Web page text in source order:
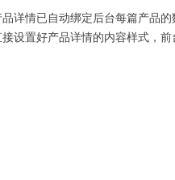
品详情已自动绑定后台每篇产品
设置好产品详情的内容样式，前